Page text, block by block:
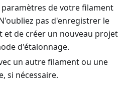
de votre filament
pas d'enregistrer le
et de créer un nouveau projet
d'étalonnage.
un autre filament ou une
si nécessaire.